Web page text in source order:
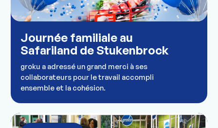
Journée familiale au
Safariland de Stukenbrock
groku a adressé un grand merci à ses
collaborateurs pour le travail accompli
ensemble et la cohésion.